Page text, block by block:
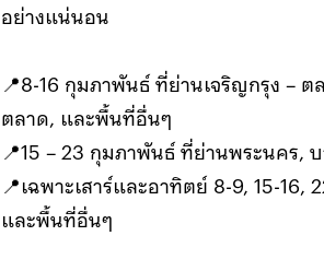
อย่างแน่นอน
📍8-16 กุมภาพันธ์ ที่ย่านเจริญกรุง – ต
ตลาด, และพื้นที่อื่นๆ
📍15 – 23 กุมภาพันธ์ ที่ย่านพระนคร,
📍เฉพาะเสาร์และอาทิตย์ 8-9, 15-
และพื้นที่อื่นๆ